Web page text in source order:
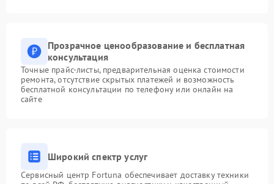
Прозрачное ценообразование и бесплатная
консультация
Точные прайс-листы, предварительная оценка стоимости
ремонта, отсутствие скрытых платежей и возможность
бесплатной консультации по телефону или онлайн на
сайте
Широкий спектр услуг
Сервисный центр Fortuna обеспечивает доставку техники